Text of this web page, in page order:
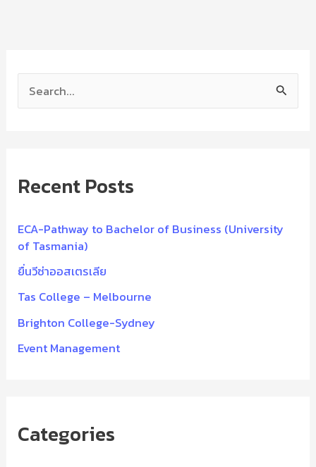
c
f
o
r
:
Recent Posts
ECA-Pathway to Bachelor of Business (University
of Tasmania)
ยื่นวีซ่าออสเตรเลีย
Tas College – Melbourne
Brighton College-Sydney
Event Management
Categories